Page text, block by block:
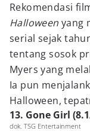
Rekomendasi
Halloween yang
serial sejak
tentang sosok
Myers yang
Ia pun
Halloween,
13. Gone Girl
dok. TSG Entertainment